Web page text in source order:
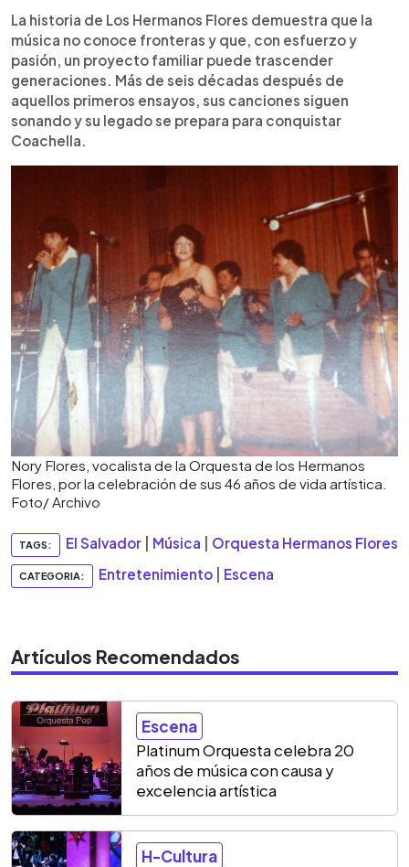
La historia de Los Hermanos Flores demuestra que la
música no conoce fronteras y que, con esfuerzo y
pasión, un proyecto familiar puede trascender
generaciones. Más de seis décadas después de
aquellos primeros ensayos, sus canciones siguen
sonando y su legado se prepara para conquistar
Coachella.
Nory Flores, vocalista de la Orquesta de los Hermanos
Flores, por la celebración de sus 46 años de vida artística.
Foto/ Archivo
TAGS: El Salvador Música Orquesta Hermanos Flores
CATEGORIA: Entretenimiento Escena
Artículos Recomendados
Escena
Platinum Orquesta celebra 20
años de música con causa y
excelencia artística
H-Cultura